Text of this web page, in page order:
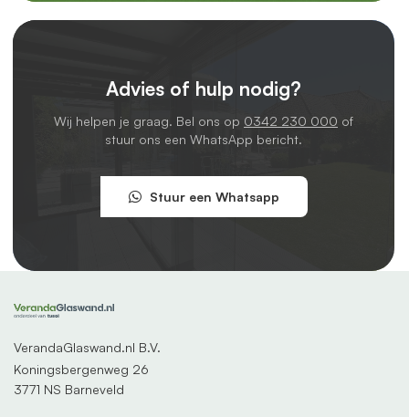
Advies of hulp nodig?
Wij helpen je graag. Bel ons op 0342 230 000 of
stuur ons een WhatsApp bericht.
Stuur een Whatsapp
VerandaGlaswand.nl B.V.
Koningsbergenweg 26
3771 NS Barneveld